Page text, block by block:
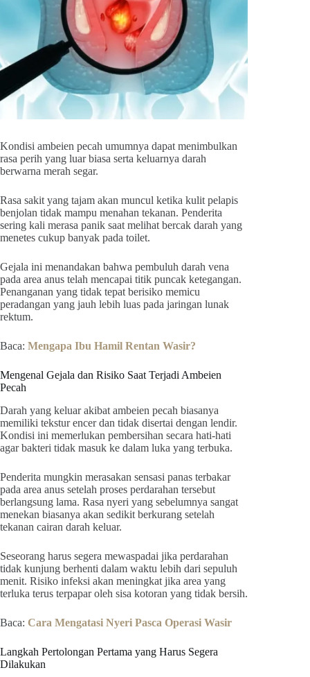
Kondisi ambeien pecah umumnya dapat menimbulkan
rasa perih yang luar biasa serta keluarnya darah
berwarna merah segar.
Rasa sakit yang tajam akan muncul ketika kulit pelapis
benjolan tidak mampu menahan tekanan. Penderita
sering kali merasa panik saat melihat bercak darah yang
menetes cukup banyak pada toilet.
Gejala ini menandakan bahwa pembuluh darah vena
pada area anus telah mencapai titik puncak ketegangan.
Penanganan yang tidak tepat berisiko memicu
peradangan yang jauh lebih luas pada jaringan lunak
rektum.
Baca: Mengapa Ibu Hamil Rentan Wasir?
Mengenal Gejala dan Risiko Saat Terjadi Ambeien
Pecah
Darah yang keluar akibat ambeien pecah biasanya
memiliki tekstur encer dan tidak disertai dengan lendir.
Kondisi ini memerlukan pembersihan secara hati-hati
agar bakteri tidak masuk ke dalam luka yang terbuka.
Penderita mungkin merasakan sensasi panas terbakar
pada area anus setelah proses perdarahan tersebut
berlangsung lama. Rasa nyeri yang sebelumnya sangat
menekan biasanya akan sedikit berkurang setelah
tekanan cairan darah keluar.
Seseorang harus segera mewaspadai jika perdarahan
tidak kunjung berhenti dalam waktu lebih dari sepuluh
menit. Risiko infeksi akan meningkat jika area yang
terluka terus terpapar oleh sisa kotoran yang tidak bersih.
Baca: Cara Mengatasi Nyeri Pasca Operasi Wasir
Langkah Pertolongan Pertama yang Harus Segera
Dilakukan